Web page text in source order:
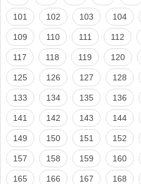
101 102 103 104
109 110 111 112
117 118 119 120
125 126 127 128
133 134 135 136
141 142 143 144
149 150 151 152
157 158 159 160
165 166 167 168